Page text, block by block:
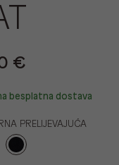
€
besplatna dostava
PRELIJEVAJUĆA